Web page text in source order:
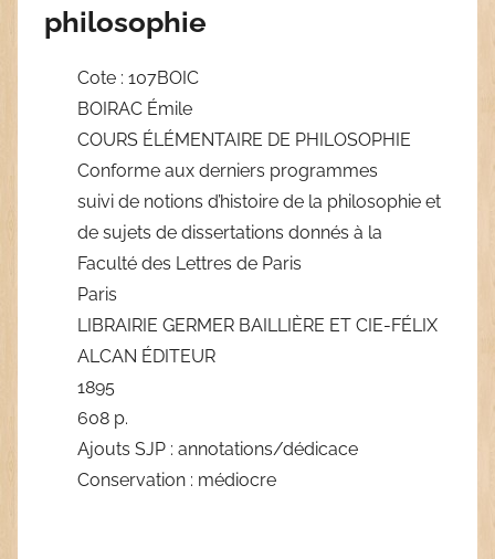
philosophie
Cote : 107BOIC
BOIRAC Émile
COURS ÉLÉMENTAIRE DE PHILOSOPHIE
Conforme aux derniers programmes
suivi de notions d’histoire de la philosophie et
de sujets de dissertations donnés à la
Faculté des Lettres de Paris
Paris
LIBRAIRIE GERMER BAILLIÈRE ET CIE-FÉLIX
ALCAN ÉDITEUR
1895
608 p.
Ajouts SJP : annotations/dédicace
Conservation : médiocre